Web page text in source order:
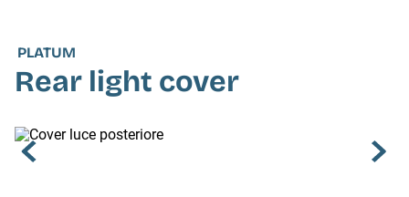
PLATUM
Rear light cover